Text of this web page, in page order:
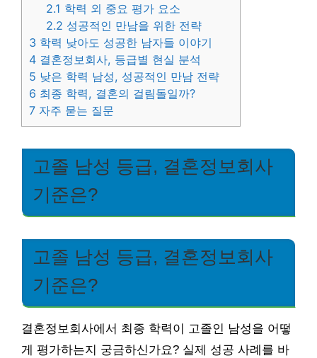
2.1 학력 외 중요 평가 요소
2.2 성공적인 만남을 위한 전략
3 학력 낮아도 성공한 남자들 이야기
4 결혼정보회사, 등급별 현실 분석
5 낮은 학력 남성, 성공적인 만남 전략
6 최종 학력, 결혼의 걸림돌일까?
7 자주 묻는 질문
고졸 남성 등급, 결혼정보회사
기준은?
고졸 남성 등급, 결혼정보회사
기준은?
결혼정보회사에서 최종 학력이 고졸인 남성을 어떻
게 평가하는지 궁금하신가요? 실제 성공 사례를 바